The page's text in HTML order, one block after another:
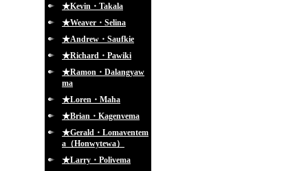
★Kevin・Takala
★Weaver・Selina
★Andrew・Saufkie
★Richard・Pawiki
★Ramon・Dalangyaw
ma
★Loren・Maha
★Brian・Kagenvema
★Gerald・Lomaventem
a（Honwytewa）
★Larry・Polivema